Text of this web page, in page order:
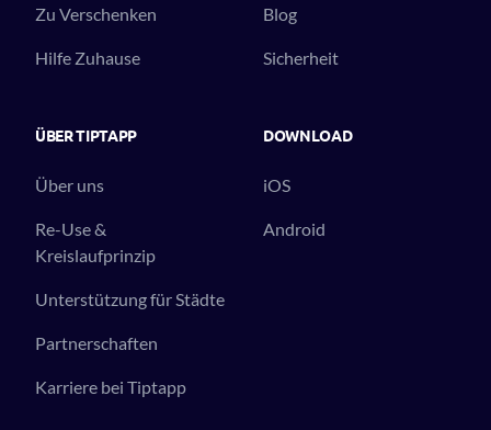
Zu Verschenken
Hilfe Zuhause
Blog
Sicherheit
ÜBER TIPTAPP
Über uns
Re-Use &
Kreislaufprinzip
Unterstützung für Städte
Partnerschaften
Karriere bei Tiptapp
DOWNLOAD
iOS
Android